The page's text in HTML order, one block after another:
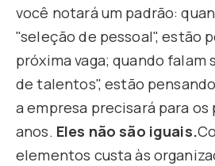
você notará um padrão:
"seleção de pessoal", estão
próxima vaga; quando falam
de talentos", estão
a empresa precisará para
anos. Eles não são iguais.
elementos custa às